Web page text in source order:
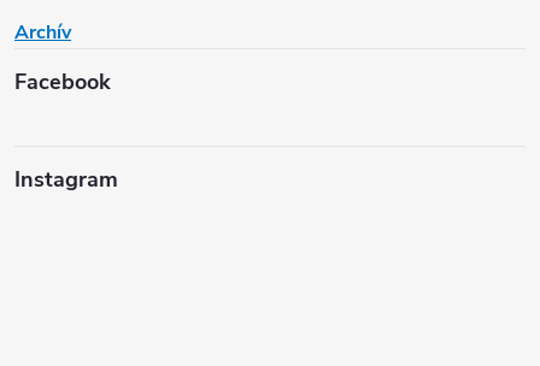
Archív
Facebook
Instagram